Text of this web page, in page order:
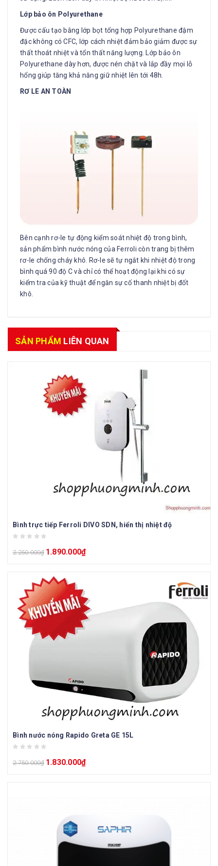
Lớp bảo ôn Polyurethane
Được cấu tạo bằng lớp bọt tổng hợp Polyurethane đậm
đặc không có CFC, lớp cách nhiệt đảm bảo giảm được sự
thất thoát nhiệt và tổn thất năng lượng. Lớp bảo ôn
Polyurethane dày hơn, được nén chặt và lắp đầy mọi lỗ
hổng giúp tăng khả năng giữ nhiệt lên tới 48h.
RƠ LE AN TOÀN
Bên cạnh rơ-le tự động kiểm soát nhiệt độ trong bình,
sản phẩm bình nước nóng của Ferroli còn trang bị thêm
rơ-le chống cháy khô. Rơ-le sẽ tự ngắt khi nhiệt độ trong
bình quá 90 độ C và chỉ có thể hoạt động lại khi có sự
kiểm tra của kỹ thuật để ngăn sự cố thanh nhiệt bị đốt
khô.
SẢN PHẨM LIÊN QUAN
Bình trực tiếp Ferroli DIVO SDN, hiển thị nhiệt độ
2.250.000₫ 1.890.000₫
Bình nước nóng Rapido Greta GE 15L
2.750.000₫ 1.830.000₫